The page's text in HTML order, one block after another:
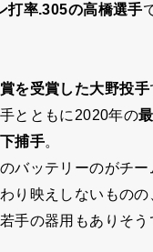
打率.305の高橋選手
を受賞した大野投手
とともに2020年の
捕手。
バッテリーのがチー
り映えしないもの
手の器用もありそう